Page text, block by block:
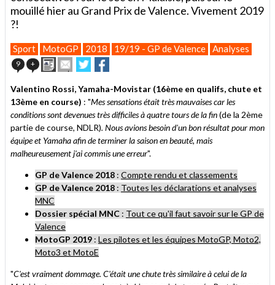
mouillé hier au Grand Prix de Valence. Vivement 2019
?!
Sport MotoGP 2018 19/19 - GP de Valence Analyses
9 + ImprimerEnvoyer
cet
article
à
un
ami
Partager
sur
Twitter
sur
Facebook
Valentino Rossi, Yamaha-Movistar (16ème en qualifs, chute et
13ème en course) : "Mes sensations était très mauvaises car les
conditions sont devenues très difficiles à quatre tours de la fin(de la 2ème
partie de course, NDLR). Nous avions besoin d'un bon résultat pour mon
équipe et Yamaha afin de terminer la saison en beauté, mais
malheureusement j'ai commis une erreur".
GP de Valence 2018 : Compte rendu et classements
GP de Valence 2018 : Toutes les déclarations et analyses
MNC
Dossier spécial MNC : Tout ce qu'il faut savoir sur le GP de
Valence
MotoGP 2019 : Les pilotes et les équipes MotoGP, Moto2,
Moto3 et MotoE
"C'est vraiment dommage. C'était une chute très similaire à celui de la